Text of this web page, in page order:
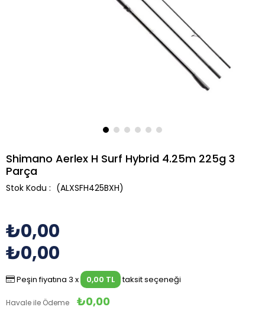
Shimano Aerlex H Surf Hybrid 4.25m 225g 3
Parça
(ALXSFH425BXH)
₺0,00
₺0,00
Peşin fiyatına 3 x 0,00 TL taksit seçeneği
Havale ile Ödeme ₺0,00